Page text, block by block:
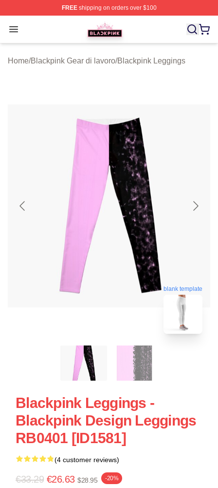
FREEshipping on orders over $100
Open menu
BLACKPINK Shop - Official BLACKPINK Merchandise
Home/Blackpink Gear di lavoro/Blackpink Leggings
blank template
Blackpink Leggings -
Blackpink Design Leggings
RB0401 [ID1581]
(4 customer reviews)
€33.29 €26.63 $28.95 -20%